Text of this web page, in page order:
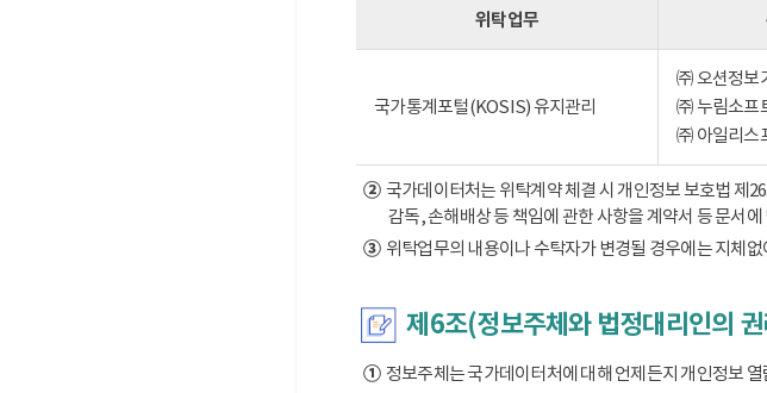
위탁업무
국가통계포털(KOSIS) 유지관리
㈜ 오션정보
㈜ 누림소프
㈜ 아일리스
②국가데이터처는 위탁계약 체결 시 개인정보 보호법 제
감독, 손해배상 등 책임에 관한 사항을 계약서 등 문서
③위탁업무의 내용이나 수탁자가 변경될 경우에는 지체
제6조(정보주체와 법정대리인의
①정보주체는 국가데이터처에 대해 언제든지 개인정보